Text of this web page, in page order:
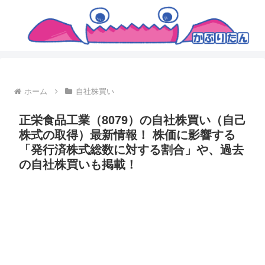
ホーム 自社株買い
正栄食品工業（8079）の自社株買い（自己
株式の取得）最新情報！ 株価に影響する
「発行済株式総数に対する割合」や、過去
の自社株買いも掲載！